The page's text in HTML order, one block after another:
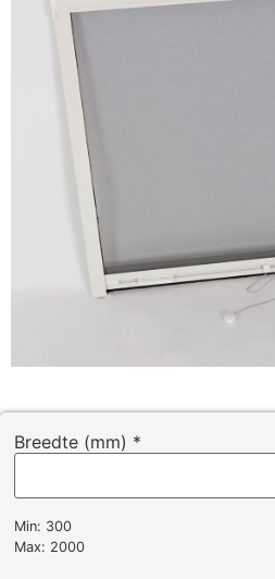
Breedte (mm) *
Min: 300
Max: 2000